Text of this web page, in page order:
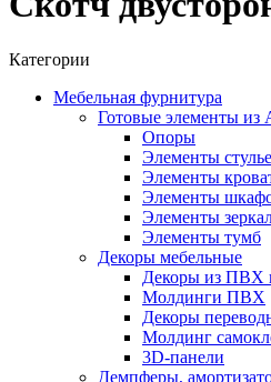
Категории
Мебельная фурнитура
Готовые элементы из
Опоры
Элементы
Элементы
Элементы
Элементы
Элементы тумб
Декоры мебельные
Декоры из ПВХ
Молдинги ПВХ
Декоры
Молдинг
3D-панели
Демпферы,